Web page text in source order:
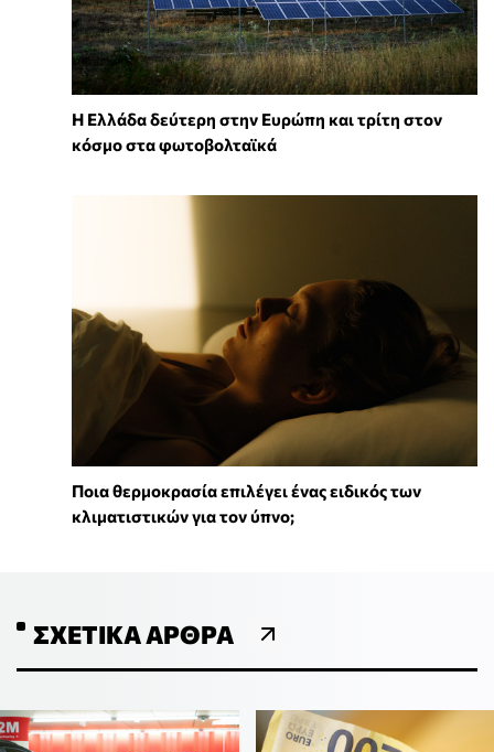
Η Ελλάδα δεύτερη στην Ευρώπη και τρίτη στον
κόσμο στα φωτοβολταϊκά
Ποια θερμοκρασία επιλέγει ένας ειδικός των
κλιματιστικών για τον ύπνο;
ΣΧΕΤΙΚΆ ΆΡΘΡΑ